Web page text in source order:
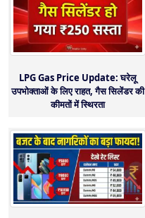
LPG Gas Price Update: घरेलू
उपभोक्ताओं के लिए राहत, गैस सिलेंडर की
कीमतों में स्थिरता